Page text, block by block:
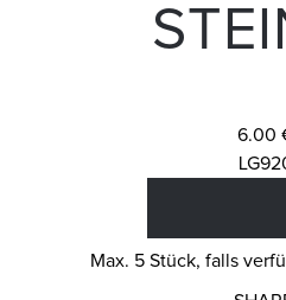
6.00
Max. 5 Stück, falls